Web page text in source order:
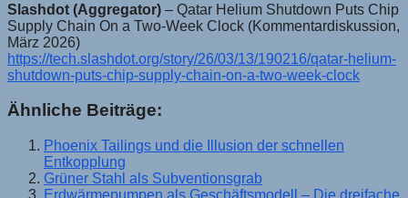
Slashdot (Aggregator) – Qatar Helium Shutdown Puts Chip
Supply Chain On a Two-Week Clock (Kommentardiskussion,
März 2026)
https://tech.slashdot.org/story/26/03/13/190216/qatar-helium-
shutdown-puts-chip-supply-chain-on-a-two-week-clock
Ähnliche Beiträge:
Phoenix Tailings und die Illusion der schnellen
Entkopplung
Grüner Stahl als Subventionsgrab